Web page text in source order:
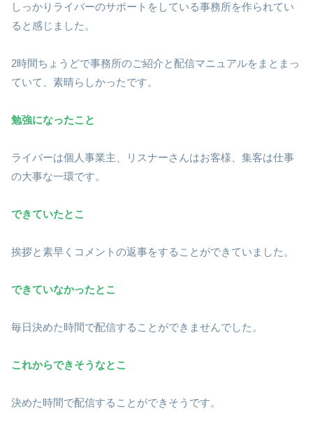
しっかりライバーのサポートをしている事務所を作られてい
ると感じました。
2時間ちょうどで事務所のご紹介と配信マニュアルをまとまっ
ていて、素晴らしかったです。
勉強になったこと
ライバーは個人事業主、リスナーさんはお客様、集客は仕事
の大事な一環です。
できていたとこ
挨拶と素早くコメントの返事をすることができていました。
できていなかったとこ
毎日決めた時間で配信することができませんでした。
これからできそうなとこ
決めた時間で配信することができそうです。